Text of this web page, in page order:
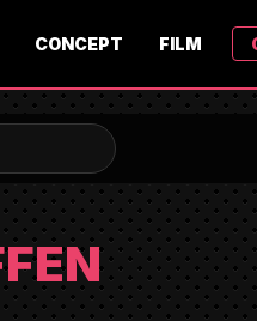
CONCEPT FILM